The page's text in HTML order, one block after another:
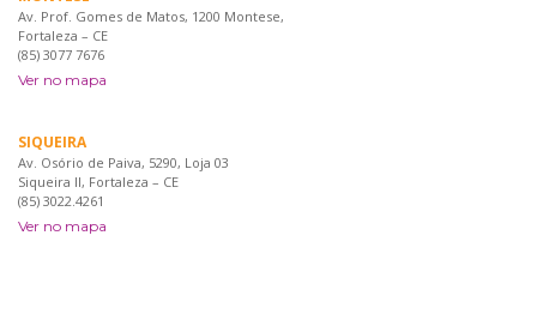
Av. Prof. Gomes de Matos, 1200 Montese,
Fortaleza – CE
(85) 3077 7676
Ver no mapa
SIQUEIRA
Av. Osório de Paiva, 5290, Loja 03
Siqueira II, Fortaleza – CE
(85) 3022.4261
Ver no mapa